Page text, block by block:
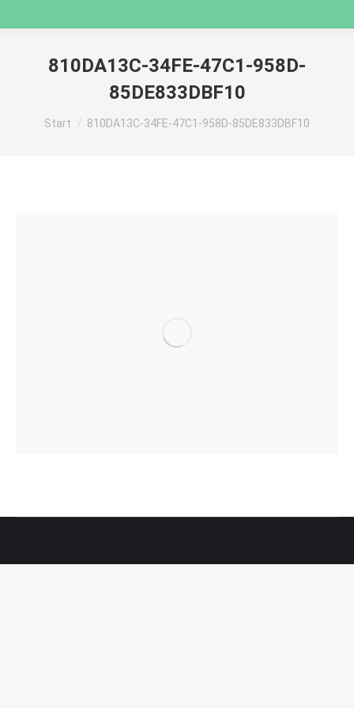
810DA13C-34FE-47C1-958D-
85DE833DBF10
Sie befinden sich hier:
Start 810DA13C-34FE-47C1-958D-85DE833DBF10